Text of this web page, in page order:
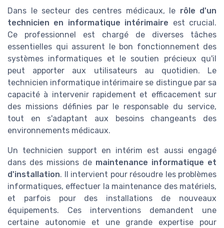
Dans le secteur des centres médicaux, le rôle d'un
technicien en informatique intérimaire est crucial.
Ce professionnel est chargé de diverses tâches
essentielles qui assurent le bon fonctionnement des
systèmes informatiques et le soutien précieux qu'il
peut apporter aux utilisateurs au quotidien. Le
technicien informatique intérimaire se distingue par sa
capacité à intervenir rapidement et efficacement sur
des missions définies par le responsable du service,
tout en s'adaptant aux besoins changeants des
environnements médicaux.
Un technicien support en intérim est aussi engagé
dans des missions de maintenance informatique et
d'installation. Il intervient pour résoudre les problèmes
informatiques, effectuer la maintenance des matériels,
et parfois pour des installations de nouveaux
équipements. Ces interventions demandent une
certaine autonomie et une grande expertise pour